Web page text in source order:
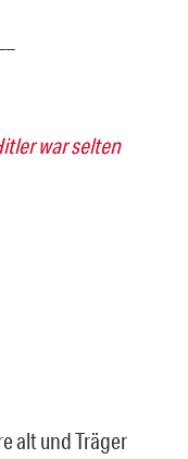
war selten
alt und Träger